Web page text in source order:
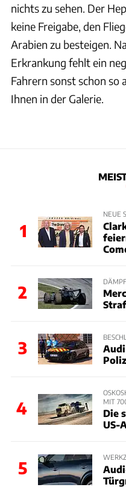
nichts zu sehen. Der
keine Freigabe, den
Arabien zu besteigen.
Erkrankung fehlt ein
Fahrern sonst schon
Ihnen in der Galerie.
1
NEUE
2
3
4
MIT
Die
US-
5